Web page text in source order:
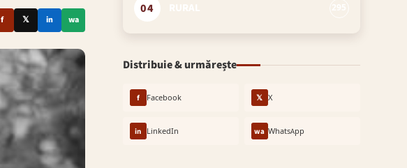
f 𝕏 in wa
04
Distribuie & urmărește
f Facebook 𝕏 X
in LinkedIn wa WhatsApp